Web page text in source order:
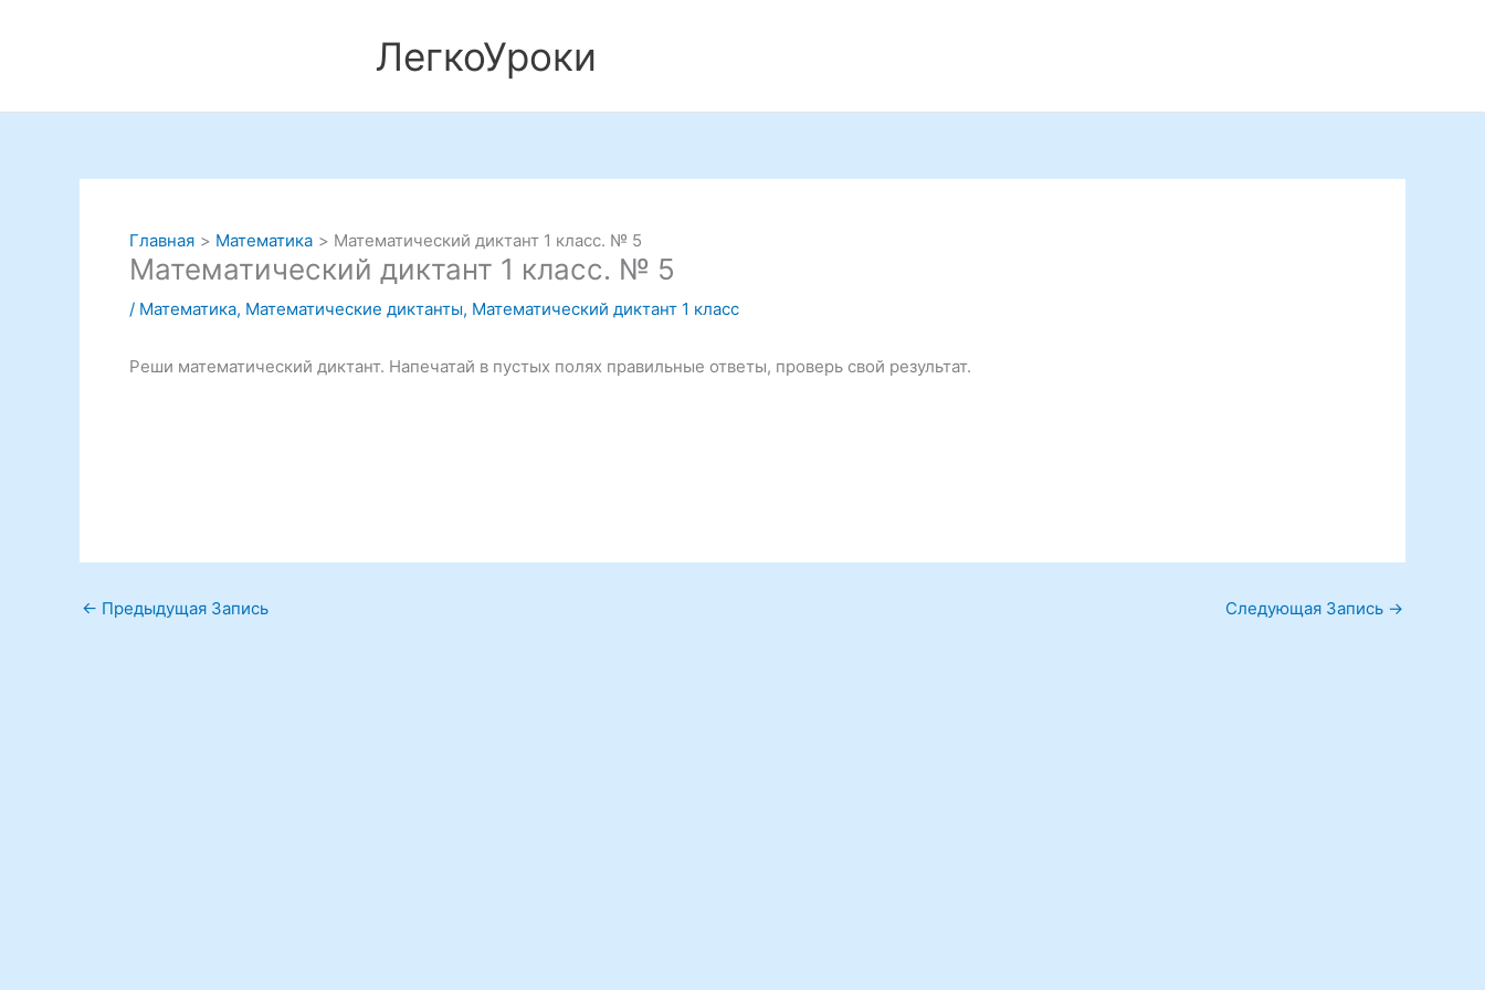
ЛегкоУроки
Главная Математика Математический диктант 1 класс. № 5
Математический диктант 1 класс. № 5
/ Математика, Математические диктанты, Математический диктант 1 класс
Реши математический диктант. Напечатай в пустых полях правильные ответы, проверь свой результат.
← Предыдущая Запись Следующая Запись →